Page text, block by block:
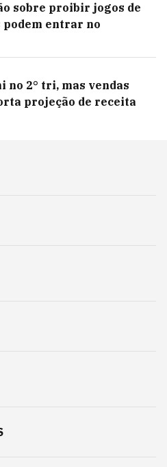
sobre proibir jogos de
entrar no
no 2° tri, mas vendas
projeção de receita